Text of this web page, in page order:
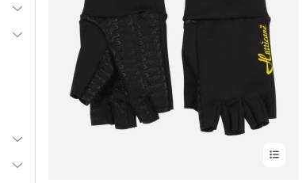
Vad är en balanspirk?
Vad är ett isolerat pop-up-tält?